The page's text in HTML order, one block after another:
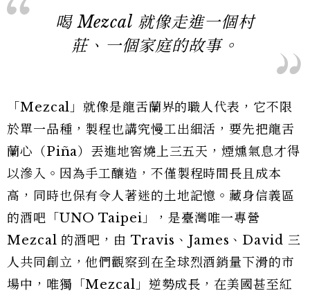
喝 Mezcal 就像走進一個村
莊、一個家庭的故事。
「Mezcal」就像是龍舌蘭界的職人代表，它不限
於單一品種，製程也講究慢工出細活，要先把龍舌
蘭心（Piña）丟進地窖燒上三五天，煙燻氣息才得
以滲入。因為手工釀造，不僅製程時間長且成本
高，同時也保有令人著迷的土地記憶。藏身信義區
的酒吧「UNO Taipei」，是臺灣唯一專營
Mezcal 的酒吧，由 Travis、James、David 三
人共同創立，他們觀察到在全球烈酒銷量下滑的市
場中，唯獨「Mezcal」逆勢成長，在美國甚至紅